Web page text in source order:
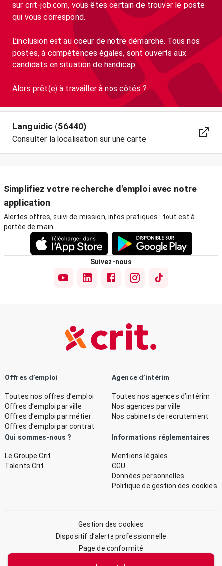
sur crit-job.com, vous êtes certain de trouver le poste
qui vous correspond.
L’inclusion est au coeur de notre démarche. Tous nos
postes, à compétences égales, sont ouverts aux
candidats en situation de handicap.
Alors prêt(e) à travailler à nos côtés ?
Languidic (56440)
Consulter la localisation sur une carte
Simplifiez votre recherche d'emploi avec notre
application
Alertes offres, suivi de mission, infos pratiques : tout est à
portée de main.
Suivez-nous
Offres d’emploi
Toutes nos offres d’emploi
Offres d’emploi par ville
Offres d’emploi par métier
Offres d’emploi par contrat
Agence d’intérim
Toutes nos agences d’intérim
Nos agences par ville
Nos cabinets de recrutement
Qui sommes-nous ?
Le Groupe Crit
Talents Crit
Informations réglementaires
Mentions légales
CGU
Données personnelles
Politique de gestion des cookies
Gestion des cookies
Dispositif d’alerte professionnelle
Page de conformité